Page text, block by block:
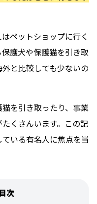
ペットショップに行く
護犬や保護猫を引き取
と比較しても少ないの
を引き取ったり、事業
くさんいます。この記
いる有名人に焦点を当
次